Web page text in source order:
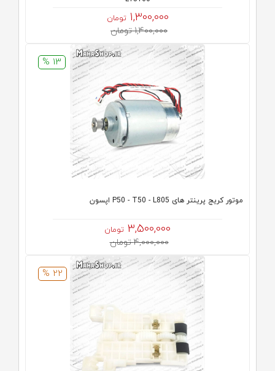
1,300,000 تومان
1,400,000 تومان
13 %
موتور کریج پرینتر های P50 - T50 - L805 اپسون
3,500,000 تومان
4,000,000 تومان
22 %